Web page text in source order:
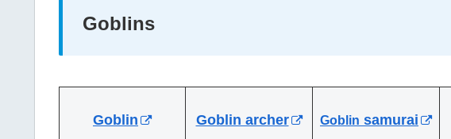
Goblins
Goblin Goblin archer Goblin samurai